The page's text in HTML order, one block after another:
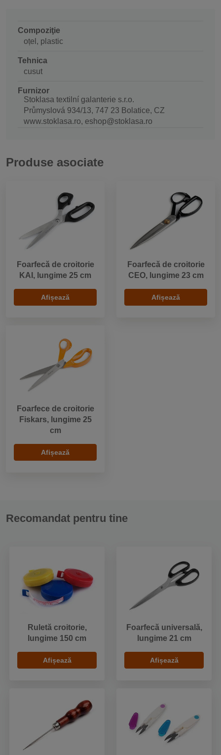
Compoziţie
oțel, plastic
Tehnica
cusut
Furnizor
Stoklasa textilní galanterie s.r.o.
Průmyslová 934/13, 747 23 Bolatice, CZ
www.stoklasa.ro, eshop@stoklasa.ro
Produse asociate
Foarfecă de croitorie
KAI, lungime 25 cm
Afișează
Foarfecă de croitorie
CEO, lungime 23 cm
Afișează
Foarfece de croitorie
Fiskars, lungime 25
cm
Afișează
Recomandat pentru tine
Ruletă croitorie,
lungime 150 cm
Afișează
Foarfecă universală,
lungime 21 cm
Afișează